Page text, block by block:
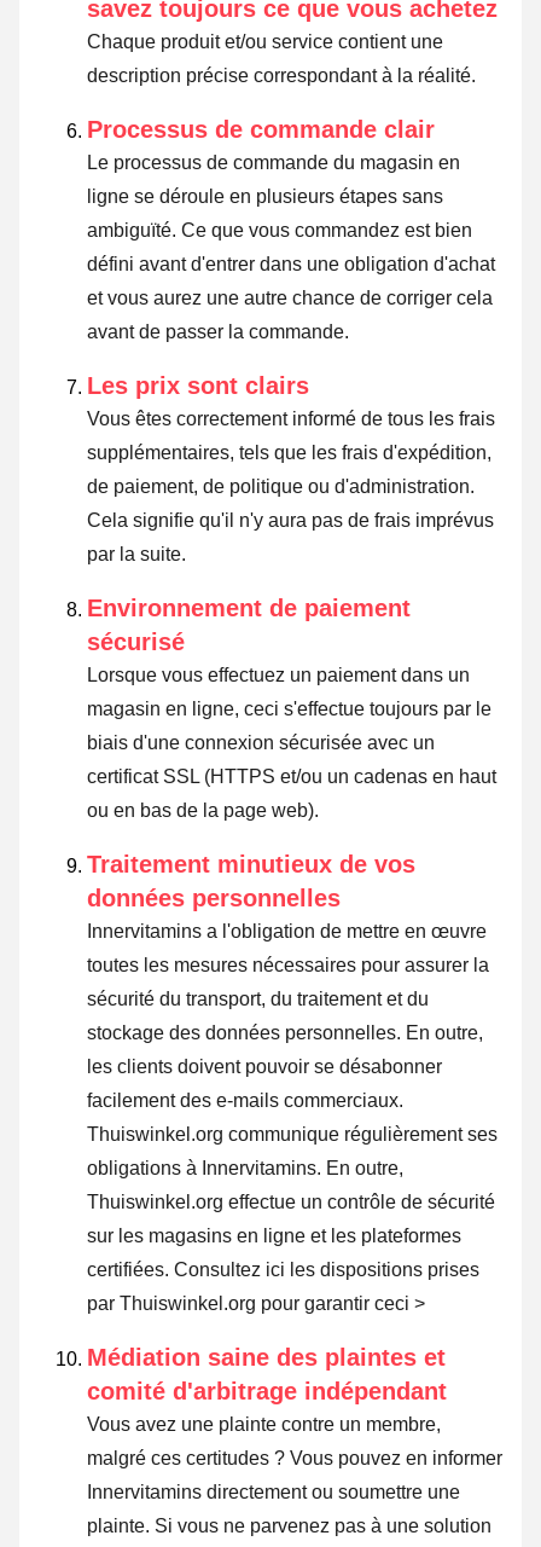
savez toujours ce que vous achetez
Chaque produit et/ou service contient une
description précise correspondant à la réalité.
Processus de commande clair
Le processus de commande du magasin en
ligne se déroule en plusieurs étapes sans
ambiguïté. Ce que vous commandez est bien
défini avant d'entrer dans une obligation d'achat
et vous aurez une autre chance de corriger cela
avant de passer la commande.
Les prix sont clairs
Vous êtes correctement informé de tous les frais
supplémentaires, tels que les frais d'expédition,
de paiement, de politique ou d'administration.
Cela signifie qu'il n'y aura pas de frais imprévus
par la suite.
Environnement de paiement
sécurisé
Lorsque vous effectuez un paiement dans un
magasin en ligne, ceci s'effectue toujours par le
biais d'une connexion sécurisée avec un
certificat SSL (HTTPS et/ou un cadenas en haut
ou en bas de la page web).
Traitement minutieux de vos
données personnelles
Innervitamins a l'obligation de mettre en œuvre
toutes les mesures nécessaires pour assurer la
sécurité du transport, du traitement et du
stockage des données personnelles. En outre,
les clients doivent pouvoir se désabonner
facilement des e-mails commerciaux.
Thuiswinkel.org communique régulièrement ses
obligations à Innervitamins. En outre,
Thuiswinkel.org effectue un contrôle de sécurité
sur les magasins en ligne et les plateformes
certifiées. Consultez ici les dispositions prises
par Thuiswinkel.org pour garantir ceci >
Médiation saine des plaintes et
comité d'arbitrage indépendant
Vous avez une plainte contre un membre,
malgré ces certitudes ? Vous pouvez en informer
Innervitamins directement ou soumettre une
plainte. Si vous ne parvenez pas à une solution